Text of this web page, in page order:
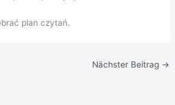
plan czytań.
Nächster Beitrag →